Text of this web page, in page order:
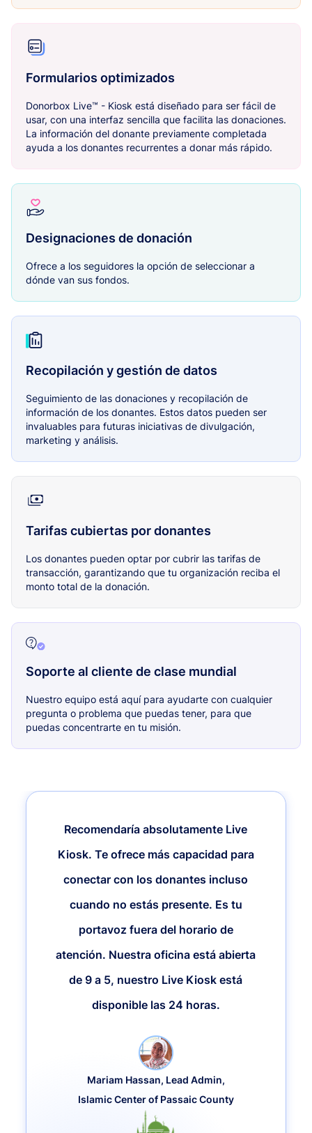
Formularios optimizados
Donorbox Live™ - Kiosk está diseñado para ser fácil de
usar, con una interfaz sencilla que facilita las donaciones.
La información del donante previamente completada
ayuda a los donantes recurrentes a donar más rápido.
Designaciones de donación
Ofrece a los seguidores la opción de seleccionar a
dónde van sus fondos.
Recopilación y gestión de datos
Seguimiento de las donaciones y recopilación de
información de los donantes. Estos datos pueden ser
invaluables para futuras iniciativas de divulgación,
marketing y análisis.
Tarifas cubiertas por donantes
Los donantes pueden optar por cubrir las tarifas de
transacción, garantizando que tu organización reciba el
monto total de la donación.
Soporte al cliente de clase mundial
Nuestro equipo está aquí para ayudarte con cualquier
pregunta o problema que puedas tener, para que
puedas concentrarte en tu misión.
Recomendaría absolutamente Live
Kiosk. Te ofrece más capacidad para
conectar con los donantes incluso
cuando no estás presente. Es tu
portavoz fuera del horario de
atención. Nuestra oficina está abierta
de 9 a 5, nuestro Live Kiosk está
disponible las 24 horas.
Mariam Hassan, Lead Admin,
Islamic Center of Passaic County